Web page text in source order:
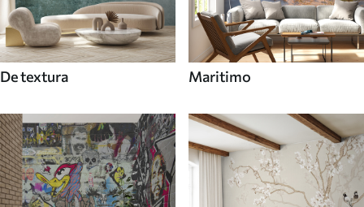
De textura Maritimo